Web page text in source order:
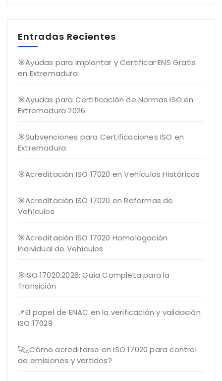
Entradas Recientes
🎯Ayudas para Implantar y Certificar ENS Gratis
en Extremadura
🎯Ayudas para Certificación de Normas ISO en
Extremadura 2026
🎯Subvenciones para Certificaciones ISO en
Extremadura
🎯Acreditación ISO 17020 en Vehículos Históricos
🎯Acreditación ISO 17020 en Reformas de
Vehículos
🎯Acreditación ISO 17020 Homologación
Individual de Vehículos
🎯ISO 17020:2026: Guía Completa para la
Transición
📌El papel de ENAC en la verificación y validación
ISO 17029
🚀¿Cómo acreditarse en ISO 17020 para control
de emisiones y vertidos?